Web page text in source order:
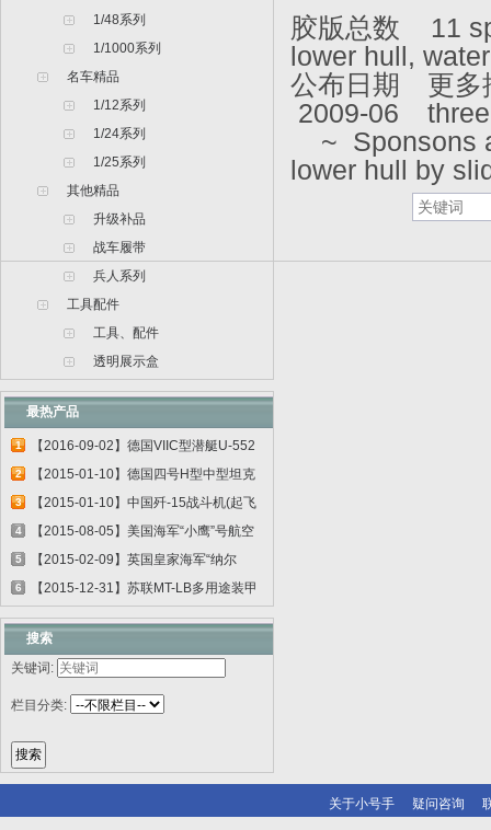
1/48系列
1/1000系列
名车精品
1/12系列
1/24系列
1/25系列
其他精品
升级补品
战车履带
兵人系列
工具配件
工具、配件
透明展示盒
最热产品
1
【2016-09-02】德国VIIC型潜艇U-552
06801
2
【2015-01-10】德国四号H型中型坦克
00920
3
【2015-01-10】中国歼-15战斗机(起飞
甲板...
4
【2015-08-05】美国海军“小鹰”号航空
母...
5
【2015-02-09】英国皇家海军“纳尔
逊”号...
6
【2015-12-31】苏联MT-LB多用途装甲
运输车...
搜索
关键词:
栏目分类:
胶版总数 11
lower hull,
公布日期
2009-06
更
~ Sponsons
lower hull by
关于小号手 疑问咨询